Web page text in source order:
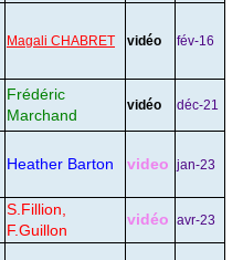
Magali CHABRET vidéo fév-16
Frédéric
Marchand
vidéo déc-21
Heather Barton video jan-23
S.Fillion,
F.Guillon
vidéo avr-23